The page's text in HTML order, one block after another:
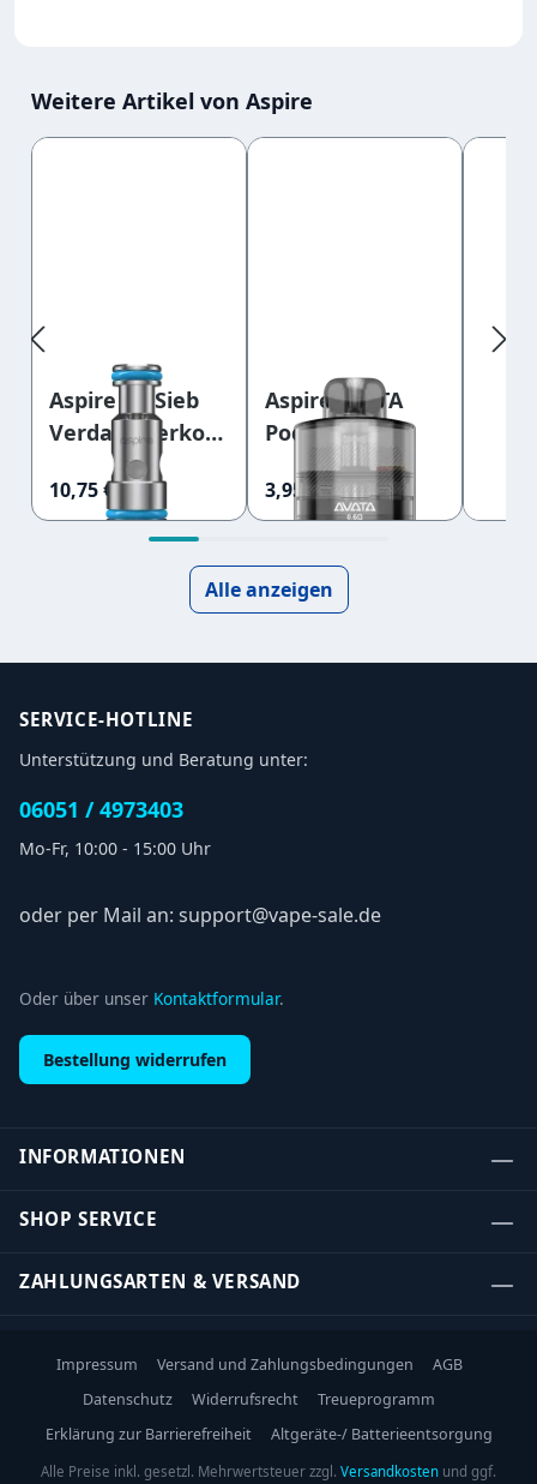
Weitere Artikel von Aspire
Produktgalerie überspringen
Aspire AF Sieb
Verdampferkopf
1,0 Ohm (Flexus
Q Kit)
10,75 €
Aspire AVATA
Pod 0,6 Ohm
3,95 €
Alle anzeigen
SERVICE-HOTLINE
Unterstützung und Beratung unter:
06051 / 4973403
Mo-Fr, 10:00 - 15:00 Uhr
oder per Mail an: support@vape-sale.de
Oder über unser Kontaktformular.
Bestellung widerrufen
INFORMATIONEN
SHOP SERVICE
ZAHLUNGSARTEN & VERSAND
Impressum Versand und Zahlungsbedingungen
AGB
Datenschutz
Widerrufsrecht
Treueprogramm
Erklärung zur Barrierefreiheit
Altgeräte-/ Batterieentsorgung
Alle Preise inkl. gesetzl. Mehrwertsteuer zzgl. Versandkosten und ggf.